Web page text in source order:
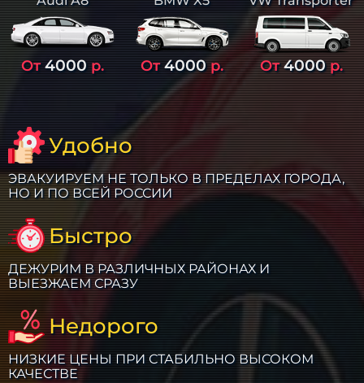
От4000 р. От4000р. От4000р.
Удобно
ЭВАКУИРУЕМ НЕ ТОЛЬКО В ПРЕДЕЛАХ ГОРОДА,
НО И ПО ВСЕЙ РОССИИ
Быстро
ДЕЖУРИМ В РАЗЛИЧНЫХ РАЙОНАХ И
ВЫЕЗЖАЕМ СРАЗУ
Недорого
НИЗКИЕ ЦЕНЫ ПРИ СТАБИЛЬНО ВЫСОКОМ
КАЧЕСТВЕ